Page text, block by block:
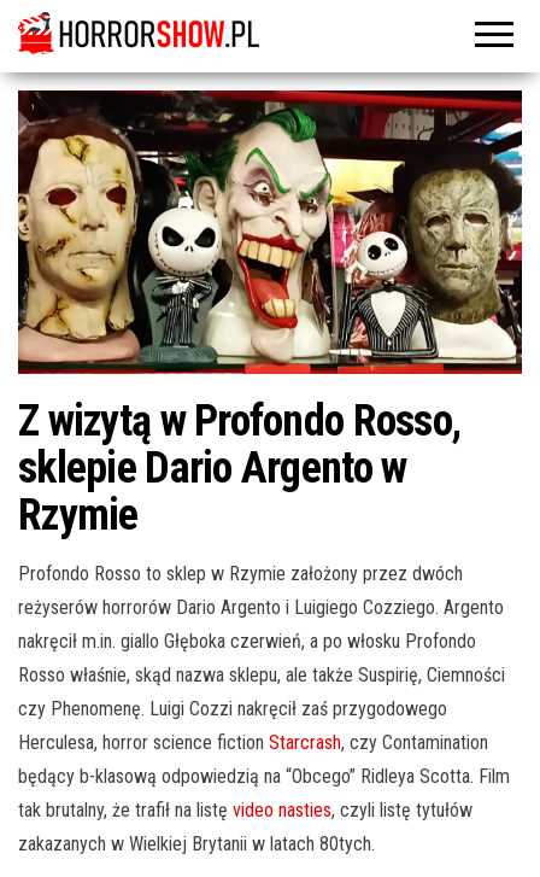
Z wizytą w Profondo Rosso,
sklepie Dario Argento w
Rzymie
Profondo Rosso to sklep w Rzymie założony przez dwóch
reżyserów horrorów Dario Argento i Luigiego Cozziego. Argento
nakręcił m.in. giallo Głęboka czerwień, a po włosku Profondo
Rosso właśnie, skąd nazwa sklepu, ale także Suspirię, Ciemności
czy Phenomenę. Luigi Cozzi nakręcił zaś przygodowego
Herculesa, horror science fiction Starcrash, czy Contamination
będący b-klasową odpowiedzią na “Obcego” Ridleya Scotta. Film
tak brutalny, że trafił na listę video nasties, czyli listę tytułów
zakazanych w Wielkiej Brytanii w latach 80tych.